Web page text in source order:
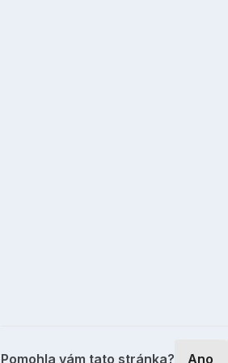
Pomohla vám tato stránka? Ano